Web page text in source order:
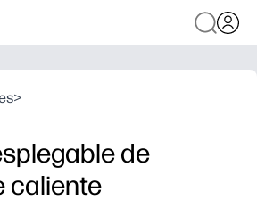
>
de
caliente